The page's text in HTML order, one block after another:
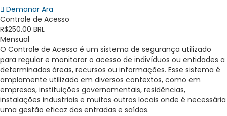
Demanar Ara
Controle de Acesso
R$250.00 BRL
Mensual
O Controle de Acesso é um sistema de segurança utilizado
para regular e monitorar o acesso de indivíduos ou entidades a
determinadas áreas, recursos ou informações. Esse sistema é
amplamente utilizado em diversos contextos, como em
empresas, instituições governamentais, residências,
instalações industriais e muitos outros locais onde é necessária
uma gestão eficaz das entradas e saídas.